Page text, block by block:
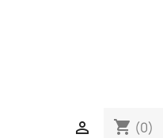
shopping_cart (0)
